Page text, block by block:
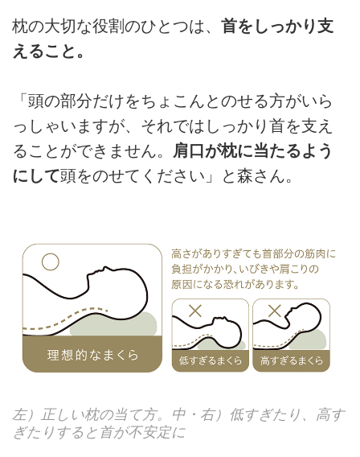
枕の大切な役割のひとつは、 首をしっかり支
えること。
「頭の部分だけをちょこんとのせる方がいら
っしゃいますが、それではしっかり首を支え
ることができません。 肩口が枕に当たるよう
にして頭をのせてください」と森さん。
左）正しい枕の当て方。中・右）低すぎたり、高す
ぎたりすると首が不安定に